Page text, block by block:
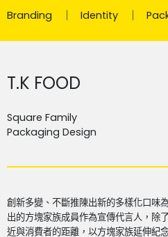
Branding Identity
T.K FOOD
Square Family
Packaging Design
創新多變、不斷推陳出新的多樣化口味
出的方塊家族成員作為宣傳代言人，除
近與消費者的距離，以方塊家族延伸紀